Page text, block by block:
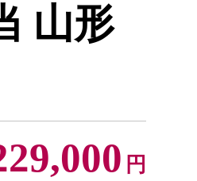
山形
円